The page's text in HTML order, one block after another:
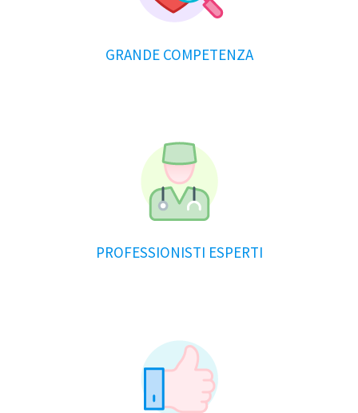
GRANDE COMPETENZA
PROFESSIONISTI ESPERTI